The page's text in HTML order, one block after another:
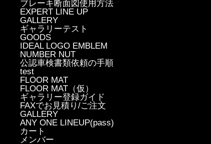
ブレーキ断面図使用方法
EXPERT LINE UP
GALLERY
ギャラリーテスト
GOODS
IDEAL LOGO EMBLEM
NUMBER NUT
公認車検書類依頼の手順
test
FLOOR MAT
FLOOR MAT（仮）
ギャラリー登録ガイド
FAXでお見積り/ご注文
GALLERY
ANY ONE LINEUP(pass)
カート
メンバー